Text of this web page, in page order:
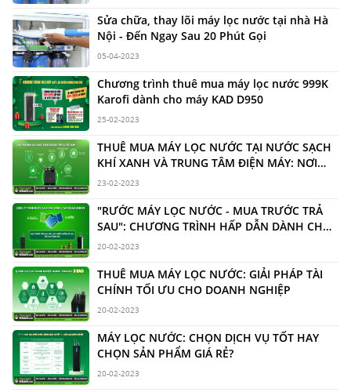
Sửa chữa, thay lõi máy lọc nước tại nhà Hà
Nội - Đến Ngay Sau 20 Phút Gọi
05-04-2023
Chương trình thuê mua máy lọc nước 999K
Karofi dành cho máy KAD D950
25-02-2023
THUÊ MUA MÁY LỌC NƯỚC TẠI NƯỚC SẠCH
KHÍ XANH VÀ TRUNG TÂM ĐIỆN MÁY: NƠI
NÀO TỐT HƠN?
23-02-2023
"RƯỚC MÁY LỌC NƯỚC - MUA TRƯỚC TRẢ
SAU": CHƯƠNG TRÌNH HẤP DẪN DÀNH CHO
HỘ GIA ĐÌNH
20-02-2023
THUÊ MUA MÁY LỌC NƯỚC: GIẢI PHÁP TÀI
CHÍNH TỐI ƯU CHO DOANH NGHIỆP
20-02-2023
MÁY LỌC NƯỚC: CHỌN DỊCH VỤ TỐT HAY
CHỌN SẢN PHẨM GIÁ RẺ?
20-02-2023